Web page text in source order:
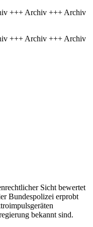
+++ Archiv +++ Archiv
+++ Archiv +++ Archiv
Sicht bewertet
Bundespolizei erprobt
bekannt sind.